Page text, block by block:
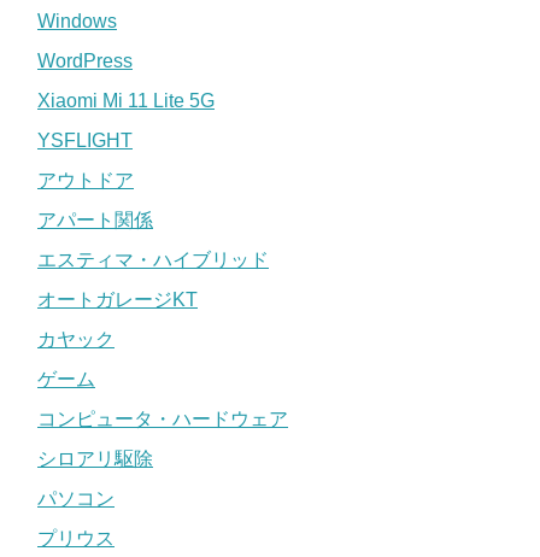
Windows
WordPress
Xiaomi Mi 11 Lite 5G
YSFLIGHT
アウトドア
アパート関係
エスティマ・ハイブリッド
オートガレージKT
カヤック
ゲーム
コンピュータ・ハードウェア
シロアリ駆除
パソコン
プリウス